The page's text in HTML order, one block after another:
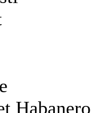
Habanero